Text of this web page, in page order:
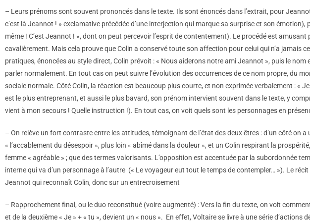
– Leurs prénoms sont souvent prononcés dans le texte. Ils sont énoncés dans l’extrait, pour
c’est là Jeannot ! » exclamative précédée d’une interjection qui marque sa surprise et son
même ! C’est Jeannot ! », dont on peut percevoir l’esprit de contentement). Le procédé est
cavalièrement. Mais cela prouve que Colin a conservé toute son affection pour celui qui n’a jamais
pratiques, énoncées au style direct, Colin prévoit : « Nous aiderons notre ami Jeannot », puis le
parler normalement. En tout cas on peut suivre l’évolution des occurrences de ce nom propre, du
sociale normale. Côté Colin, la réaction est beaucoup plus courte, et non exprimée verbalement : «
est le plus entreprenant, et aussi le plus bavard, son prénom intervient souvent dans le texte, y
vient à mon secours ! Quelle instruction !). En tout cas, on voit quels sont les personnages en
– On relève un fort contraste entre les attitudes, témoignant de l’état des deux êtres : d’un côté
« l’accablement du désespoir », plus loin « abîmé dans la douleur », et un Colin respirant la
femme « agréable » ; que des termes valorisants. L’opposition est accentuée par la subordonnée
interne qui va d’un personnage à l’autre (« Le voyageur eut tout le temps de contempler… »). Le
Jeannot qui reconnaît Colin, donc sur un entrecroisement
– Rapprochement final, ou le duo reconstitué (voire augmenté) : Vers la fin du texte, on voit
et de la deuxième « Je » + « tu », devient un « nous ». En effet, Voltaire se livre à une série d’actions